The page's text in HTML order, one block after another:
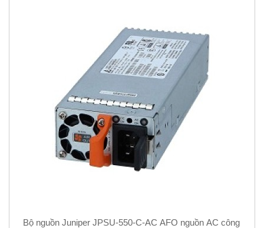
Bộ nguồn Juniper JPSU-550-C-AC AFO nguồn AC công